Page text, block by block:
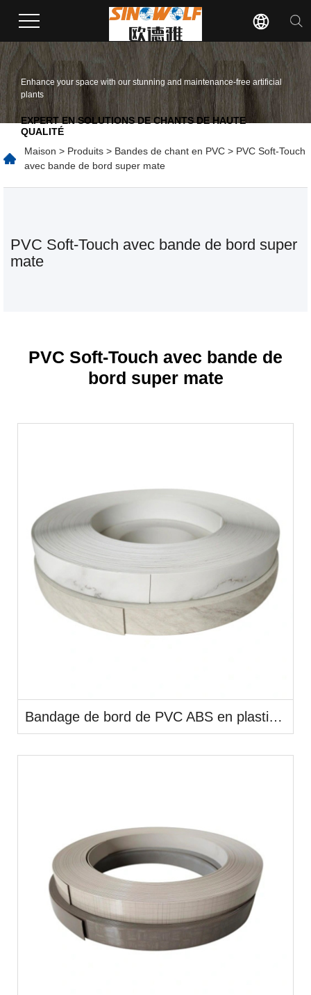
Enhance your space with our stunning and maintenance-free artificial
plants
EXPERT EN SOLUTIONS DE CHANTS DE HAUTE
QUALITÉ
Maison > Produits > Bandes de chant en PVC > PVC Soft-Touch
avec bande de bord super mate
PVC Soft-Touch avec bande de bord super
mate
PVC Soft-Touch avec bande de
bord super mate
Bandage de bord de PVC ABS en plastique de couleur de pierre